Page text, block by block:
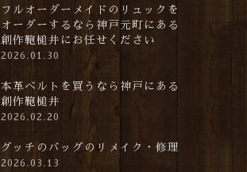
フルオーダーメイドのリュックを
オーダーするなら神戸元町にある
創作鞄槌井にお任せください
2026.01.30
本革ベルトを買うなら神戸にある
創作鞄槌井
2026.02.20
グッチのバッグのリメイク・修理
2026.03.13